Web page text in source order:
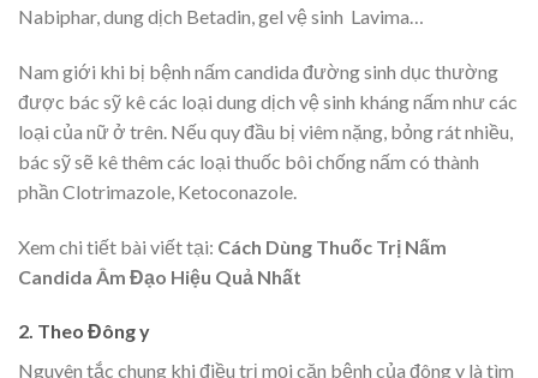
Nabiphar, dung dịch Betadin, gel vệ sinh Lavima…
Nam giới khi bị bệnh nấm candida đường sinh dục thường
được bác sỹ kê các loại dung dịch vệ sinh kháng nấm như các
loại của nữ ở trên. Nếu quy đầu bị viêm nặng, bỏng rát nhiều,
bác sỹ sẽ kê thêm các loại thuốc bôi chống nấm có thành
phần Clotrimazole, Ketoconazole.
Xem chi tiết bài viết tại: Cách Dùng Thuốc Trị Nấm
Candida Âm Đạo Hiệu Quả Nhất
2. Theo Đông y
Nguyên tắc chung khi điều trị mọi căn bệnh của đông y là tìm